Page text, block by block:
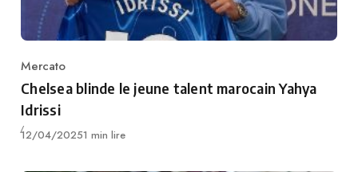
Category
Mercato
Chelsea blinde le jeune talent marocain Yahya
Idrissi
Publié
12/04/20251 min lire